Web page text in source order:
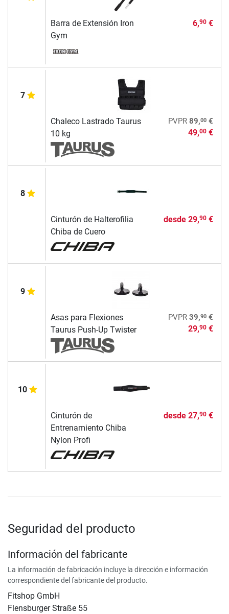
Barra de Extensión Iron
Gym
6,90€
7
Chaleco Lastrado Taurus
10 kg
PVPR 89,00€
49,00€
8
Cinturón de Halterofilia
Chiba de Cuero
desde 29,90€
9
Asas para Flexiones
Taurus Push-Up Twister
PVPR 39,90€
29,90€
10
Cinturón de
Entrenamiento Chiba
Nylon Profi
desde 27,90€
Seguridad del producto
Información del fabricante
La información de fabricación incluye la dirección e información
correspondiente del fabricante del producto.
Fitshop GmbH
Flensburger Straße 55